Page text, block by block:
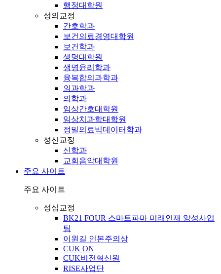
행정대학원
성의교정
간호학과
보건의료경영대학원
보건학과
생명대학원
생명윤리학과
융복합의과학과
의과학과
의학과
임상간호대학원
임상치과학대학원
정밀의료빅데이터학과
성신교정
신학과
교회음악대학원
주요 사이트
주요 사이트
성심교정
BK21 FOUR 스마트파마 미래인재 양성사업
팀
이원길 인본주의상
CUK ON
CUK비전혁신원
RISE사업단